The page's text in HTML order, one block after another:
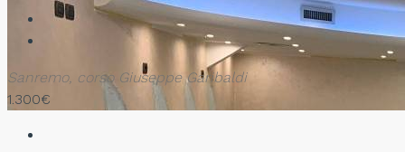
Sanremo, corso Giuseppe Garibaldi
1.300€